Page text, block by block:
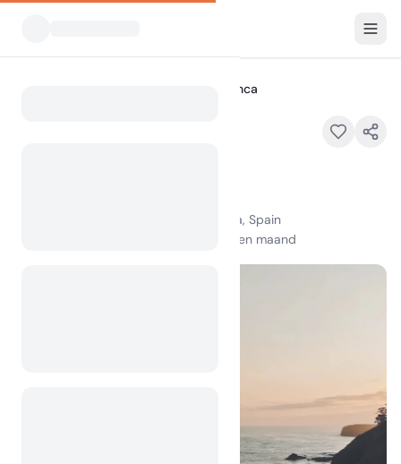
HolaCamp La Franca
La Franca Beach, 33590 Ribadedeva, Spain
weergaven in de afgelopen maand